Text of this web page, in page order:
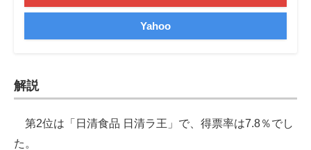
Yahoo
解説
第2位は「日清食品 日清ラ王」で、得票率は7.8％でし
た。